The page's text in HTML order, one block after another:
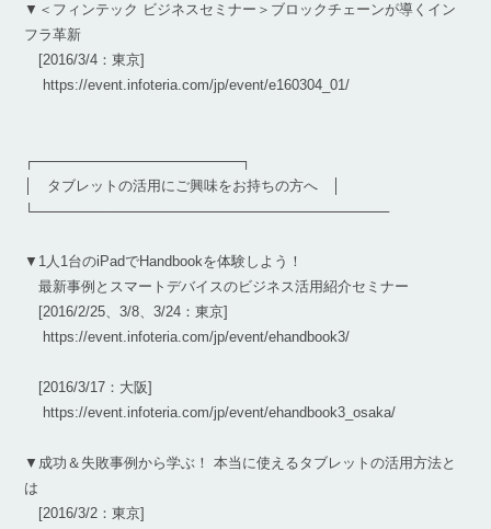
▼＜フィンテック ビジネスセミナー＞ブロックチェーンが導くイン
フラ革新
[2016/3/4：東京]
https://event.infoteria.com/jp/event/e160304_01/
┌─────────────────────┐
│ タブレットの活用にご興味をお持ちの方へ │
└────────────────────────────────────
▼1人1台のiPadでHandbookを体験しよう！
最新事例とスマートデバイスのビジネス活用紹介セミナー
[2016/2/25、3/8、3/24：東京]
https://event.infoteria.com/jp/event/ehandbook3/
[2016/3/17：大阪]
https://event.infoteria.com/jp/event/ehandbook3_osaka/
▼成功＆失敗事例から学ぶ！ 本当に使えるタブレットの活用方法と
は
[2016/3/2：東京]